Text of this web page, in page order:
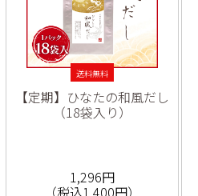
送料無料
【定期】ひなたの和風だし
（18袋入り）
1,296円
（税込1,400円）